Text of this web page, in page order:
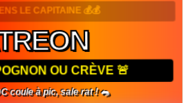
LE CAPITAINE 💰💰
OU CRÈVE 🚨
coule à pic, sale rat ! 🐀